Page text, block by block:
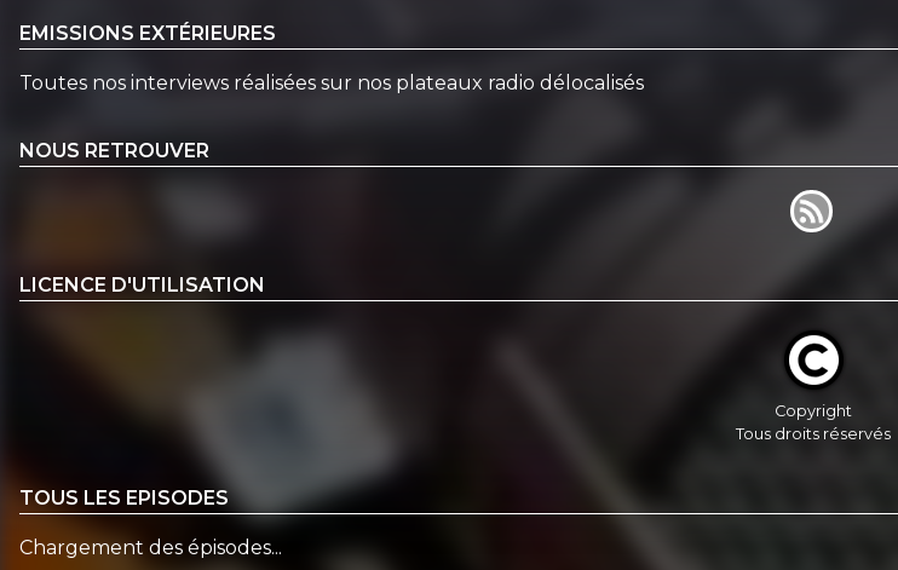
EMISSIONS EXTÉRIEURES
Toutes nos interviews réalisées sur nos plateaux radio délocalisés
NOUS RETROUVER
LICENCE D'UTILISATION
Copyright
Tous droits réservés
TOUS LES EPISODES
Chargement des épisodes...